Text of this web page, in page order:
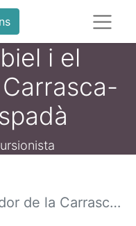
i el
Serra d'Espadà